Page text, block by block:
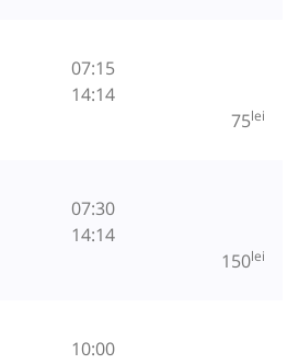
07:15
14:14
75lei
07:30
14:14
150lei
10:00